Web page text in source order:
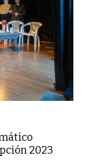
2023